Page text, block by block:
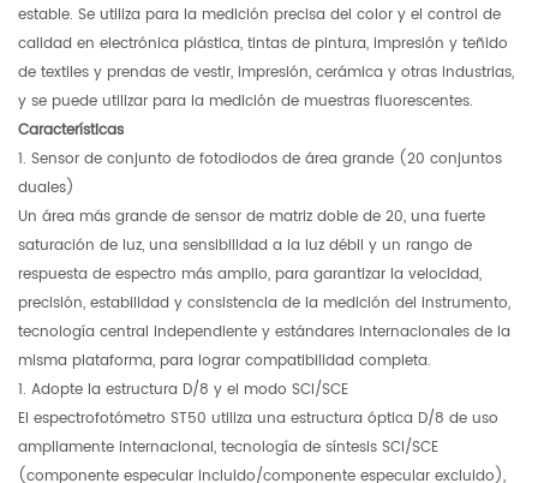
estable. Se utiliza para la medición precisa del color y el control de
calidad en electrónica plástica, tintas de pintura, impresión y teñido
de textiles y prendas de vestir, impresión, cerámica y otras industrias,
y se puede utilizar para la medición de muestras fluorescentes.
Características
1. Sensor de conjunto de fotodiodos de área grande (20 conjuntos
duales)
Un área más grande de sensor de matriz doble de 20, una fuerte
saturación de luz, una sensibilidad a la luz débil y un rango de
respuesta de espectro más amplio, para garantizar la velocidad,
precisión, estabilidad y consistencia de la medición del instrumento,
tecnología central independiente y estándares internacionales de la
misma plataforma, para lograr compatibilidad completa.
1. Adopte la estructura D/8 y el modo SCI/SCE
El espectrofotómetro ST50 utiliza una estructura óptica D/8 de uso
ampliamente internacional, tecnología de síntesis SCI/SCE
(componente especular incluido/componente especular excluido),